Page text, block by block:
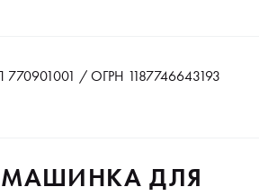
/ ОГРН 1187746643193
МАШИНКА ДЛЯ